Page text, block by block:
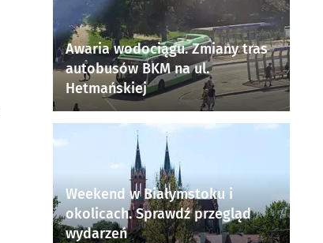
Awaria wodociągu. Zmiany tras
autobusów BKM na ul.
Hetmańskiej
Weekend w Białymstoku i
okolicach. Sprawdź przegląd
wydarzeń